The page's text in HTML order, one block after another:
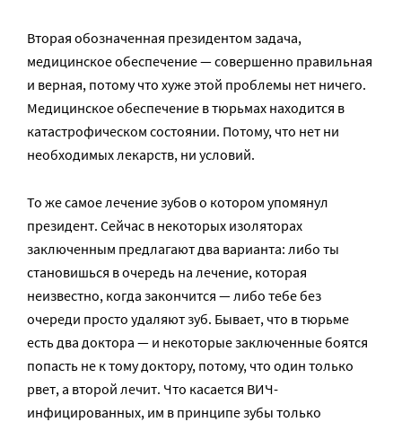
Вторая обозначенная президентом задача,
медицинское обеспечение — совершенно правильная
и верная, потому что хуже этой проблемы нет ничего.
Медицинское обеспечение в тюрьмах находится в
катастрофическом состоянии. Потому, что нет ни
необходимых лекарств, ни условий.
То же самое лечение зубов о котором упомянул
президент. Сейчас в некоторых изоляторах
заключенным предлагают два варианта: либо ты
становишься в очередь на лечение, которая
неизвестно, когда закончится — либо тебе без
очереди просто удаляют зуб. Бывает, что в тюрьме
есть два доктора — и некоторые заключенные боятся
попасть не к тому доктору, потому, что один только
рвет, а второй лечит. Что касается ВИЧ-
инфицированных, им в принципе зубы только